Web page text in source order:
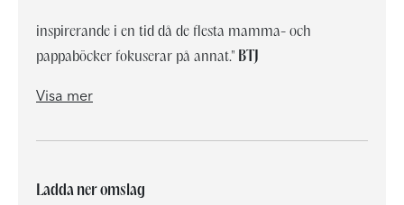
inspirerande i en tid då de flesta mamma- och
pappaböcker fokuserar på annat." BTJ
Visa mer
Ladda ner omslag